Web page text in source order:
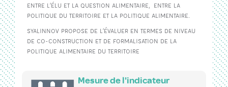
ENTRE L’ÉLU ET LA QUESTION ALIMENTAIRE, ENTRE LA
POLITIQUE DU TERRITOIRE ET LA POLITIQUE ALIMENTAIRE.
SYALINNOV PROPOSE DE L’ÉVALUER EN TERMES DE NIVEAU
DE CO-CONSTRUCTION ET DE FORMALISATION DE LA
POLITIQUE ALIMENTAIRE DU TERRITOIRE
Mesure de l'indicateur